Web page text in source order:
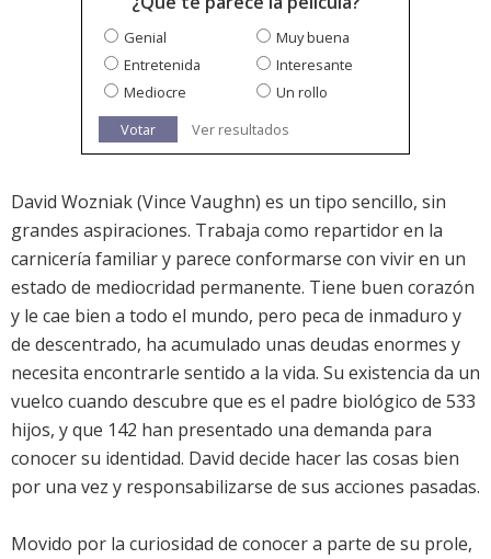
Genial
Muy buena
Entretenida
Interesante
Mediocre
Un rollo
Votar
Ver resultados
David Wozniak (Vince Vaughn) es un tipo sencillo, sin
grandes aspiraciones. Trabaja como repartidor en la
carnicería familiar y parece conformarse con vivir en un
estado de mediocridad permanente. Tiene buen corazón
y le cae bien a todo el mundo, pero peca de inmaduro y
de descentrado, ha acumulado unas deudas enormes y
necesita encontrarle sentido a la vida. Su existencia da un
vuelco cuando descubre que es el padre biológico de 533
hijos, y que 142 han presentado una demanda para
conocer su identidad. David decide hacer las cosas bien
por una vez y responsabilizarse de sus acciones pasadas.
Movido por la curiosidad de conocer a parte de su prole,